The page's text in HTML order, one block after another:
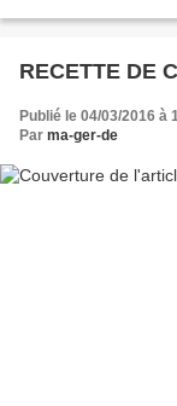
RECETTE DE
Publié le 04/03/2016 à
Par ma-ger-de